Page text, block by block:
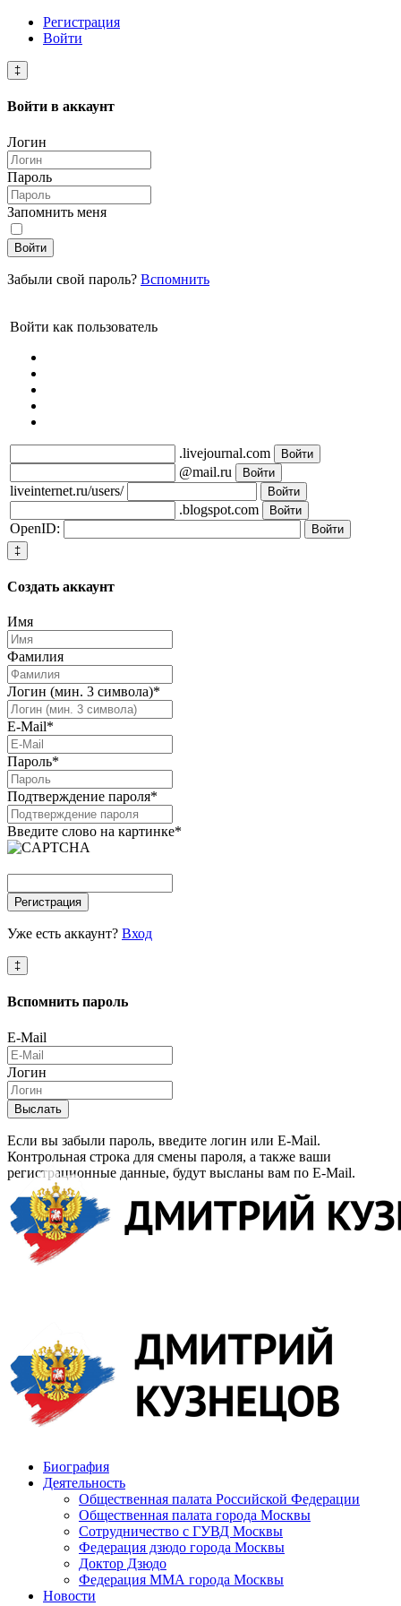
Регистрация
Войти
‡
Войти в аккаунт
Логин
Пароль
Запомнить меня
Войти
Забыли свой пароль? Вспомнить
Войти как пользователь
.livejournal.com
@mail.ru
liveinternet.ru/users/
.blogspot.com
OpenID:
‡
Создать аккаунт
Имя
Фамилия
Логин (мин. 3 символа)*
E-Mail*
Пароль*
Подтверждение пароля*
Введите слово на картинке*
Регистрация
Уже есть аккаунт? Вход
‡
Вспомнить пароль
E-Mail
Логин
Выслать
Если вы забыли пароль, введите логин или E-Mail.
Контрольная строка для смены пароля, а также ваши
регистрационные данные, будут высланы вам по E-Mail.
Биография
Деятельность
Общественная палата Российской Федерации
Общественная палата города Москвы
Сотрудничество с ГУВД Москвы
Федерация дзюдо города Москвы
Доктор Дзюдо
Федерация ММА города Москвы
Новости